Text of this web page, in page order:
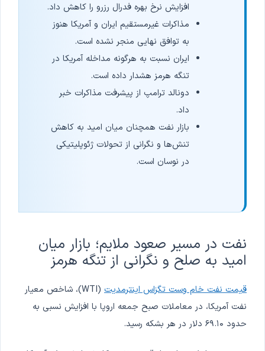
افزایش نرخ بهره فدرال رزرو را کاهش داد.
مذاکرات غیرمستقیم ایران و آمریکا هنوز
به توافق نهایی منجر نشده است.
ایران نسبت به هرگونه مداخله آمریکا در
تنگه هرمز هشدار داده است.
دونالد ترامپ از پیشرفت مذاکرات خبر
داد.
بازار نفت همچنان میان امید به کاهش
تنش‌ها و نگرانی از تحولات ژئوپلیتیکی
در نوسان است.
نفت در مسیر صعود ملایم؛ بازار میان
امید به صلح و نگرانی از تنگه هرمز
قیمت نفت خام وست تگزاس اینترمدیت
(WTI)، شاخص معیار
نفت آمریکا، در معاملات صبح جمعه اروپا با افزایش نسبی به
حدود ۶۹.۱۰ دلار در هر بشکه رسید.